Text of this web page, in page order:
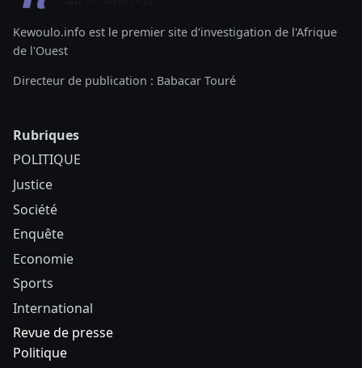
Kewoulo.info est le premier site d'investigation de l'Afrique
de l'Ouest
Directeur de publication : Babacar Touré
Rubriques
POLITIQUE
Justice
Société
Enquête
Economie
Sports
International
Revue de presse
Politique